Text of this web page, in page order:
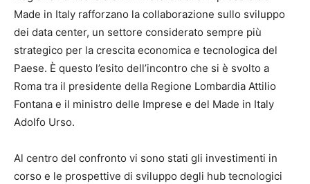
Made in Italy rafforzano la collaborazione sullo sviluppo
dei data center, un settore considerato sempre più
strategico per la crescita economica e tecnologica del
Paese. È questo l’esito dell’incontro che si è svolto a
Roma tra il presidente della Regione Lombardia Attilio
Fontana e il ministro delle Imprese e del Made in Italy
Adolfo Urso.
Al centro del confronto vi sono stati gli investimenti in
corso e le prospettive di sviluppo degli hub tecnologici